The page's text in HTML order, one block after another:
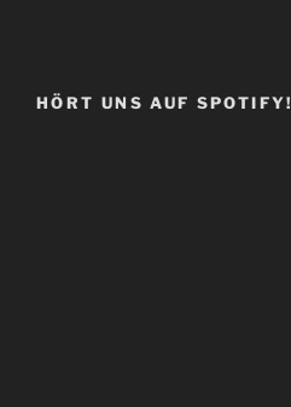
HÖRT UNS AUF SPOTIFY!